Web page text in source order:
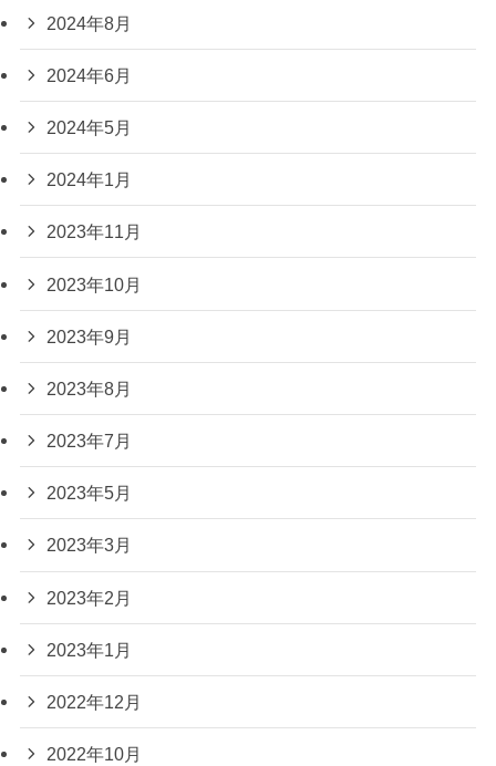
2024年8月
2024年6月
2024年5月
2024年1月
2023年11月
2023年10月
2023年9月
2023年8月
2023年7月
2023年5月
2023年3月
2023年2月
2023年1月
2022年12月
2022年10月